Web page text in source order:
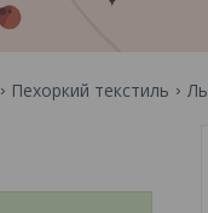
Пехоркий текстиль